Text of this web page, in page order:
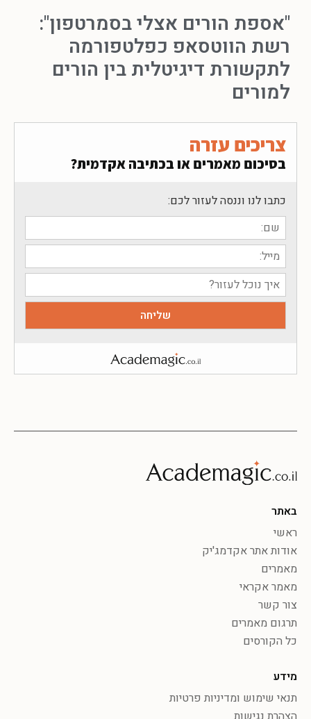
"אספת הורים אצלי בסמרטפון":
רשת הווטסאפ כפלטפורמה
לתקשורת דיגיטלית בין הורים
למורים
צריכים עזרה
בסיכום מאמרים או בכתיבה אקדמית?
כתבו לנו וננסה לעזור לכם:
באתר
ראשי
אודות אתר אקדמג'יק
מאמרים
מאמר אקראי
צור קשר
תרגום מאמרים
כל הקורסים
מידע
תנאי שימוש ומדיניות פרטיות